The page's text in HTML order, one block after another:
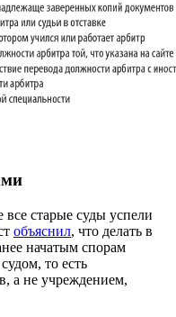
старые суды успели
объяснил, что делать в
начатым спорам
то есть
а не учреждением,